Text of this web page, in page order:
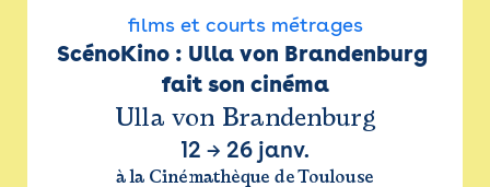
films et courts métrages
ScénoKino : Ulla von Brandenburg
fait son cinéma
Ulla von Brandenburg
12 → 26 janv.
à la Cinémathèque de Toulouse